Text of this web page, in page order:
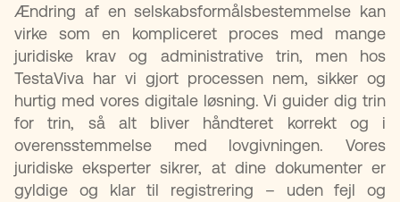
Ændring af en selskabsformålsbestemmelse kan
virke som en kompliceret proces med mange
juridiske krav og administrative trin, men hos
TestaViva har vi gjort processen nem, sikker og
hurtig med vores digitale løsning. Vi guider dig trin
for trin, så alt bliver håndteret korrekt og i
overensstemmelse med lovgivningen. Vores
juridiske eksperter sikrer, at dine dokumenter er
gyldige og klar til registrering – uden fejl og